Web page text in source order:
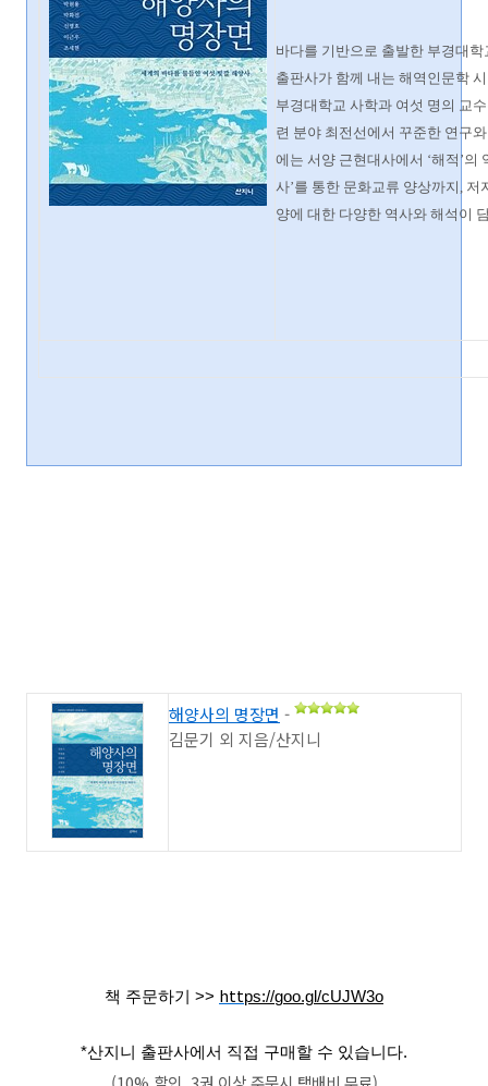
바다를 기반으로 출발한 부경대
출판사가 함께 내는 해역인문학
부경대학교 사학과 여섯 명의 교
련 분야 최전선에서 꾸준한 연구
에는 서양 근현대사에서 ‘해적’의
사’를 통한 문화교류 양상까지,
양에 대한 다양한 역사와 해석이
해양사의 명장면 -
김문기 외 지음/산지니
책 주문하기 >> https://goo.gl/cUJW3o
*산지니 출판사에서 직접 구매할 수 있습니다.